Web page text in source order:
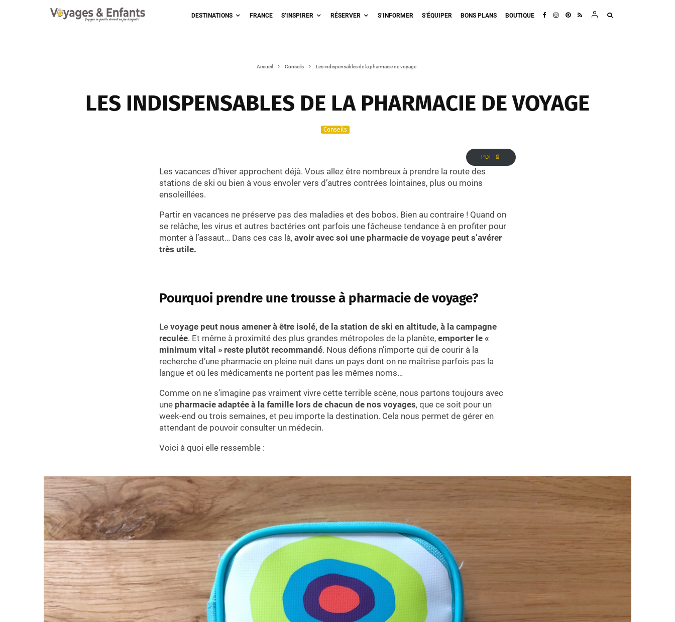
DESTINATIONS FRANCE S’INSPIRER RÉSERVER S’INFORMER S’ÉQUIPER BONS PLANS BOUTIQUE
Accueil Conseils Les indispensables de la pharmacie de voyage
LES INDISPENSABLES DE LA PHARMACIE DE VOYAGE
Conseils
PDF 📄
Les vacances d’hiver approchent déjà. Vous allez être nombreux à prendre la route des
stations de ski ou bien à vous envoler vers d’autres contrées lointaines, plus ou moins
ensoleillées.
Partir en vacances ne préserve pas des maladies et des bobos. Bien au contraire ! Quand on
se relâche, les virus et autres bactéries ont parfois une fâcheuse tendance à en profiter pour
monter à l’assaut… Dans ces cas là, avoir avec soi une pharmacie de voyage peut s’avérer
très utile.
Pourquoi prendre une trousse à pharmacie de voyage?
Le voyage peut nous amener à être isolé, de la station de ski en altitude, à la campagne
reculée. Et même à proximité des plus grandes métropoles de la planète, emporter le «
minimum vital » reste plutôt recommandé. Nous défions n’importe qui de courir à la
recherche d’une pharmacie en pleine nuit dans un pays dont on ne maîtrise parfois pas la
langue et où les médicaments ne portent pas les mêmes noms…
Comme on ne s’imagine pas vraiment vivre cette terrible scène, nous partons toujours avec
une pharmacie adaptée à la famille lors de chacun de nos voyages, que ce soit pour un
week-end ou trois semaines, et peu importe la destination. Cela nous permet de gérer en
attendant de pouvoir consulter un médecin.
Voici à quoi elle ressemble :